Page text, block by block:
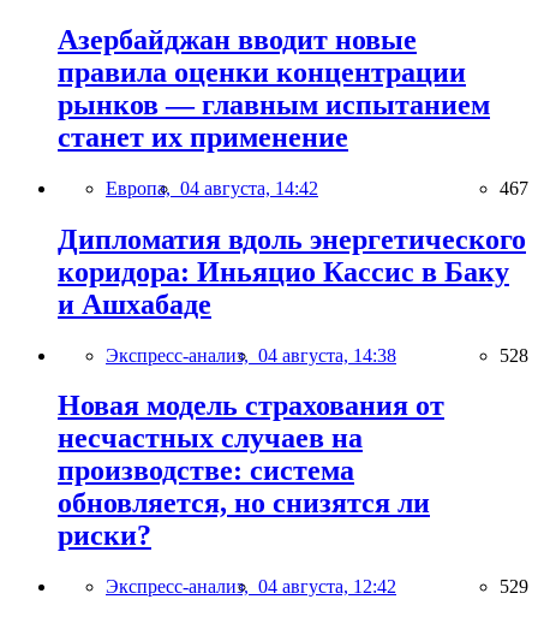
Азербайджан вводит новые
правила оценки концентрации
рынков — главным испытанием
станет их применение
Европа, 04 августа, 14:42 467
Дипломатия вдоль энергетического
коридора: Иньяцио Кассис в Баку
и Ашхабаде
Экспресс-анализ, 04 августа, 14:38 528
Новая модель страхования от
несчастных случаев на
производстве: система
обновляется, но снизятся ли
риски?
Экспресс-анализ, 04 августа, 12:42 529